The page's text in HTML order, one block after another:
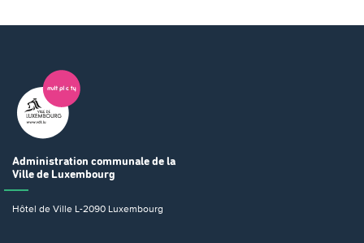
Administration communale de la
Ville de Luxembourg
Hôtel de Ville L-2090 Luxembourg